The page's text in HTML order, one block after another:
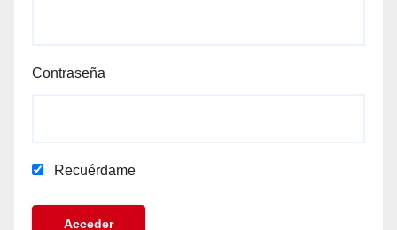
Contraseña
Recuérdame